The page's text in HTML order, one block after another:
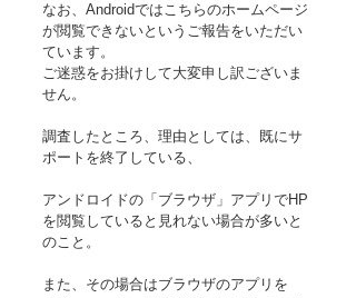
なお、Androidではこちらのホームページ
が閲覧できないというご報告をいただい
ています。
ご迷惑をお掛けして大変申し訳ございま
せん。
調査したところ、理由としては、既にサ
ポートを終了している、
アンドロイドの「ブラウザ」アプリでHP
を閲覧していると見れない場合が多いと
のこと。
また、その場合はブラウザのアプリを